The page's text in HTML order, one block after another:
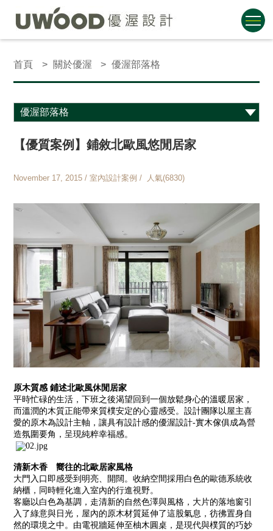
首頁 關於優渥 優渥部落格
【優質案例】鋪敘北歐風悠閒居家
November 17, 2015 / 室內設計案例 / 人氣(6830)
原木質感 鋪述北歐風休閒居家
平時忙碌的生活，下班之後渴望回到一個放鬆身心的溫暖居家，
而溫潤的木質正能帶來質樸安定的心靈感受。設計團隊以屋主喜
愛的原木為設計主軸，讓具有設計感的優渥設計-實木傢俱成為營
造氛圍要角，呈現純粹幸福感。
清新木香 嚮往的北歐居家風格
大門入口即感受到明亮、開闊。收納空間採用白色的歐德系統收
納櫃，同時輕化進入室內的行進視野。
客廳以白色為基調，走清新的自然色澤與風格，大片的落地窗引
入了綠意與日光，屋內的原木材質延伸了這股氣息，彷彿置身自
然的環境之中。由電視牆延伸至柚木圓桌，是現代與樸質的巧妙